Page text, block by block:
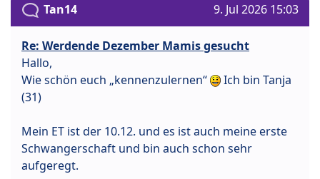
Tan14 9. Jul 2026 15:03
Re: Werdende Dezember Mamis gesucht
Hallo,
Wie schön euch „kennenzulernen“
Ich bin Tanja
(31)
Mein ET ist der 10.12. und es ist auch meine erste
Schwangerschaft und bin auch schon sehr
aufgeregt.